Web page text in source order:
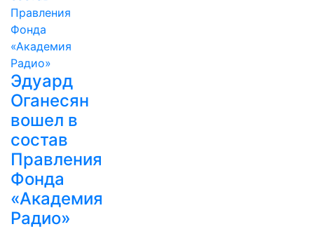
Эдуард
Оганесян
вошел в
состав
Правления
Фонда
«Академия
Радио»